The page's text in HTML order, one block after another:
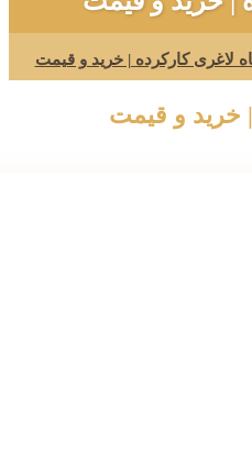
لاغری کارکرده | خرید و قیمت
خرید و قیمت